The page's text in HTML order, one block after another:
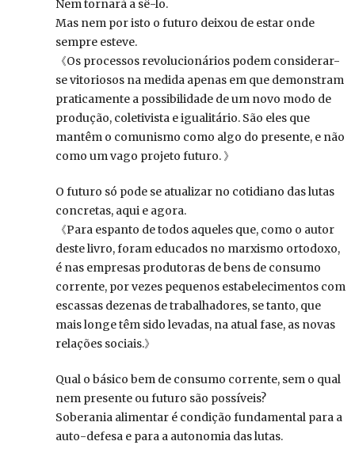
Nem tornará a sê-lo.
Mas nem por isto o futuro deixou de estar onde
sempre esteve.
《Os processos revolucionários podem considerar-
se vitoriosos na medida apenas em que demonstram
praticamente a possibilidade de um novo modo de
produção, coletivista e igualitário. São eles que
mantêm o comunismo como algo do presente, e não
como um vago projeto futuro. 》
O futuro só pode se atualizar no cotidiano das lutas
concretas, aqui e agora.
《Para espanto de todos aqueles que, como o autor
deste livro, foram educados no marxismo ortodoxo,
é nas empresas produtoras de bens de consumo
corrente, por vezes pequenos estabelecimentos com
escassas dezenas de trabalhadores, se tanto, que
mais longe têm sido levadas, na atual fase, as novas
relações sociais.》
Qual o básico bem de consumo corrente, sem o qual
nem presente ou futuro são possíveis?
Soberania alimentar é condição fundamental para a
auto-defesa e para a autonomia das lutas.